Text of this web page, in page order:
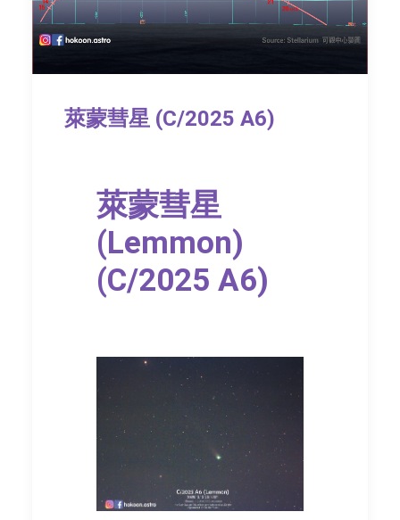
萊蒙彗星 (C/2025 A6)
萊蒙彗星
(Lemmon)
(C/2025 A6)